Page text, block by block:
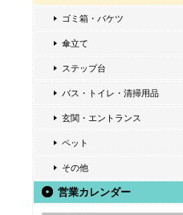
ゴミ箱・バケツ
傘立て
ステップ台
バス・トイレ・清掃用品
玄関・エントランス
ペット
その他
営業カレンダー